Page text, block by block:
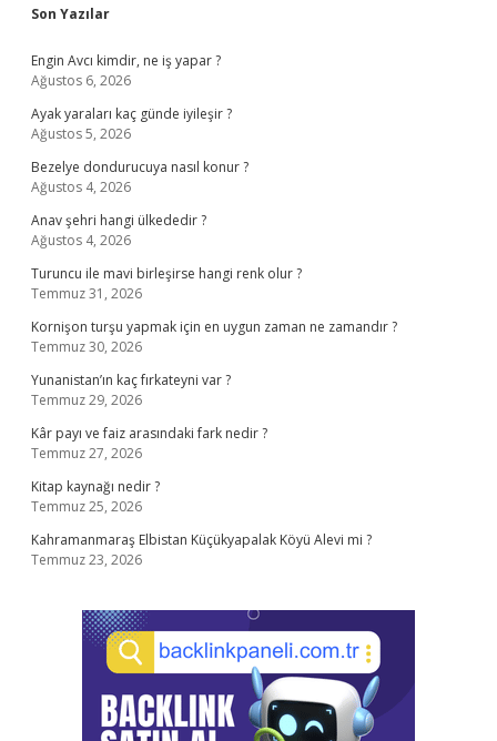
Sidebar
Son Yazılar
Engin Avcı kimdir, ne iş yapar ?
Ağustos 6, 2026
Ayak yaraları kaç günde iyileşir ?
Ağustos 5, 2026
Bezelye dondurucuya nasıl konur ?
Ağustos 4, 2026
Anav şehri hangi ülkededir ?
Ağustos 4, 2026
Turuncu ile mavi birleşirse hangi renk olur ?
Temmuz 31, 2026
Kornişon turşu yapmak için en uygun zaman ne zamandır ?
Temmuz 30, 2026
Yunanistan’ın kaç fırkateyni var ?
Temmuz 29, 2026
Kâr payı ve faiz arasındaki fark nedir ?
Temmuz 27, 2026
Kitap kaynağı nedir ?
Temmuz 25, 2026
Kahramanmaraş Elbistan Küçükyapalak Köyü Alevi mi ?
Temmuz 23, 2026